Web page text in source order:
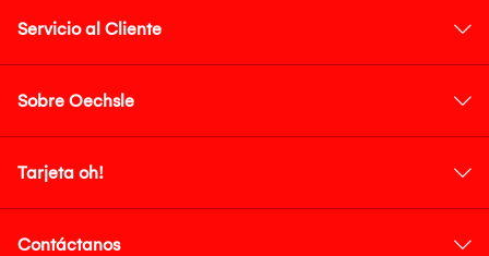
Servicio al Cliente
Sobre Oechsle
Tarjeta oh!
Contáctanos